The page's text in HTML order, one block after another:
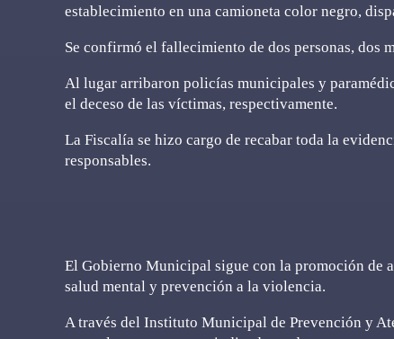
establecimiento en una camioneta color negro,
Se confirmó el fallecimiento de dos personas, dos
Al lugar arribaron policías municipales y
el deceso de las víctimas, respectivamente.
La Fiscalía se hizo cargo de recabar toda la
responsables.
El Gobierno Municipal sigue con la promoción de
salud mental y prevención a la violencia.
A través del Instituto Municipal de Prevención y